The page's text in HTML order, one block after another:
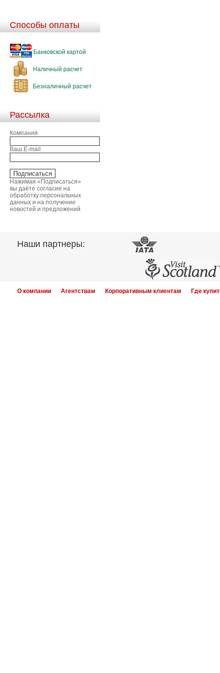
Способы оплаты
Банковской картой
Наличный расчет
Безналичный расчет
Рассылка
Компания
Ваш E-mail
Нажимая «Подписаться»
вы даёте согласие на
обработку персональных
данных и на получение
новостей и предложений
Наши партнеры:
О компании Агентствам Корпоративным клиентам Где